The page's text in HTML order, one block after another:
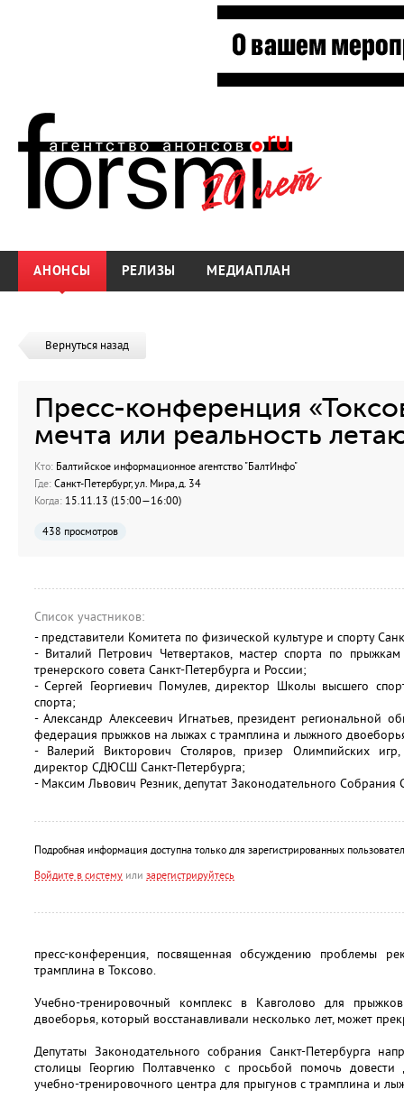
АНОНСЫ РЕЛИЗЫ МЕДИАПЛАН
Вернуться назад
Пресс-конференция
мечта или реальность
Кто: Балтийское информационное агентство "БалтИнфо"
Где: Санкт-Петербург, ул. Мира, д. 34
Когда: 15.11.13 (15:00—16:00)
438 просмотров
Список участников:
- представители Комитета по физической культуре и спорту
- Виталий Петрович Четвертаков, мастер спорта по
тренерского совета Санкт-Петербурга и России;
- Сергей Георгиевич Помулев, директор Школы высшего
спорта;
- Александр Алексеевич Игнатьев, президент региональной
федерация прыжков на лыжах с трамплина и лыжного
- Валерий Викторович Столяров, призер Олимпийских
директор СДЮСШ Санкт-Петербурга;
- Максим Львович Резник, депутат Законодательного Собрания
Подробная информация доступна только для зарегистрированных
Войдите в систему или зарегистрируйтесь
пресс-конференция, посвященная обсуждению проблемы
трамплина в Токсово.
Учебно-тренировочный комплекс в Кавголово для
двоеборья, который восстанавливали несколько лет, может
Депутаты Законодательного собрания Санкт-Петербурга
столицы Георгию Полтавченко с просьбой помочь
учебно-тренировочного центра для прыгунов с трамплина и